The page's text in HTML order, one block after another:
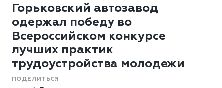
Горьковский автозавод
одержал победу во
Всероссийском конкурсе
лучших практик
трудоустройства молодежи
ПОДЕЛИТЬСЯ